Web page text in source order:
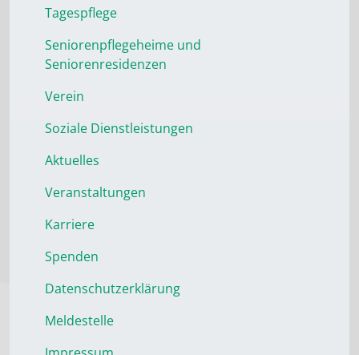
Tagespflege
Seniorenpflegeheime und
Seniorenresidenzen
Verein
Soziale Dienstleistungen
Aktuelles
Veranstaltungen
Karriere
Spenden
Datenschutzerklärung
Meldestelle